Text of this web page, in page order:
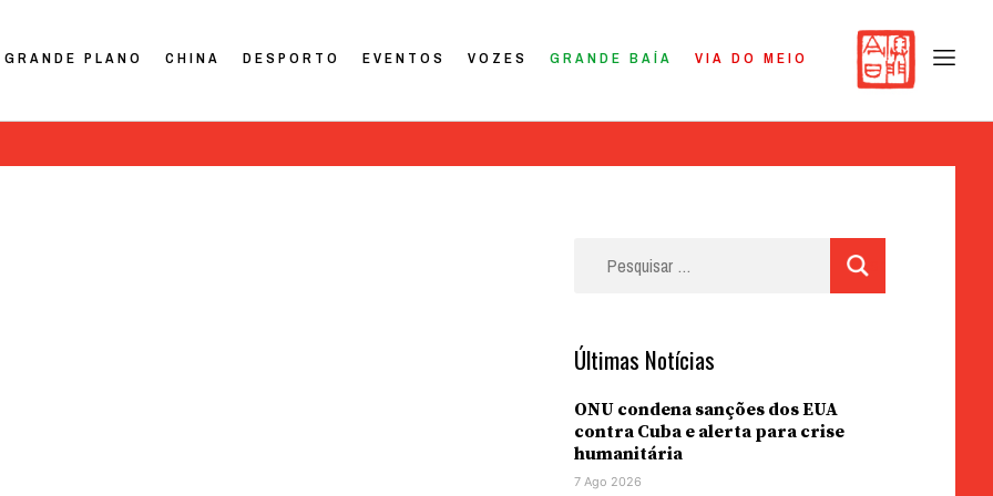
GRANDE PLANO CHINA DESPORTO EVENTOS VOZES GRANDE BAÍA VIA DO MEIO
Últimas Notícias
ONU condena sanções dos EUA
contra Cuba e alerta para crise
humanitária
7 Ago 2026